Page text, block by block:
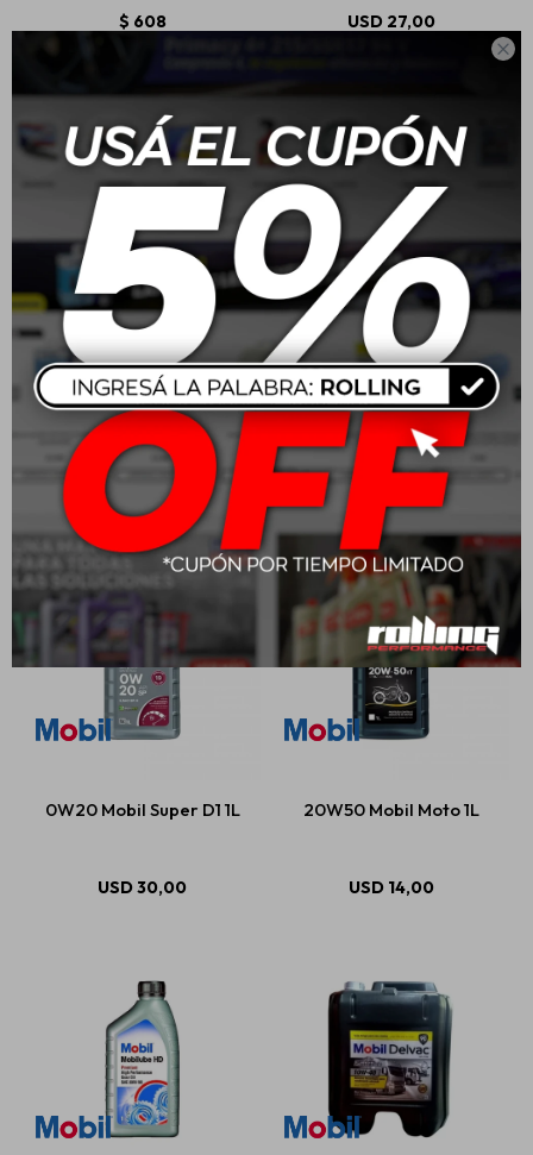

$ 608 USD 27,00
80W90 Mobil M-Lube HD
USD 225,02
AW68 Mobil HLP M-
Hidraulico 20L
USD
0W20 Mobil Super D1 1L
USD30,00
20W50 Mobil Moto 1L
USD 14,00